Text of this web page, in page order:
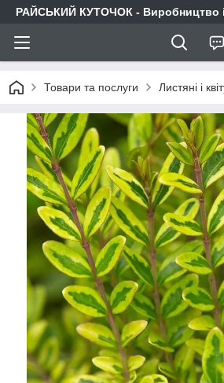
РАЙСЬКИЙ КУТОЧОК - Виробництво і
Товари та послуги Листяні і